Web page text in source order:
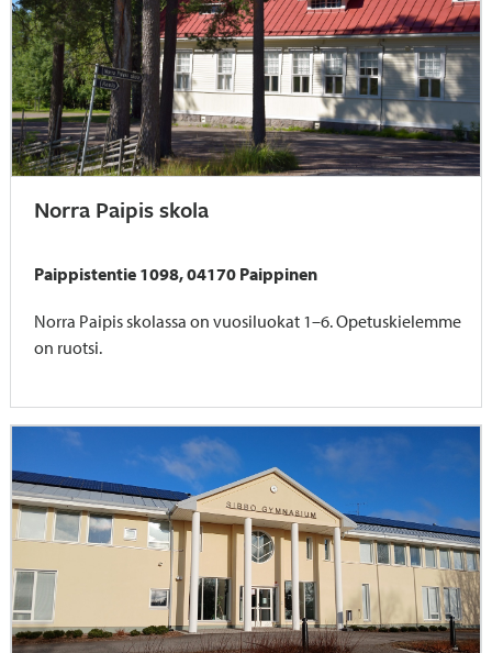
Norra Paipis skola
Paippistentie 1098, 04170 Paippinen
Norra Paipis skolassa on vuosiluokat 1–6. Opetuskielemme
on ruotsi.